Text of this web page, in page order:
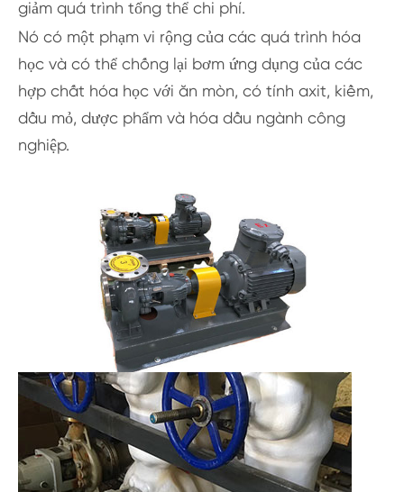
giảm quá trình tổng thể chi phí.
Nó có một phạm vi rộng của các quá trình hóa
học và có thể chống lại bơm ứng dụng của các
hợp chất hóa học với ăn mòn, có tính axit, kiềm,
dầu mỏ, dược phẩm và hóa dầu ngành công
nghiệp.